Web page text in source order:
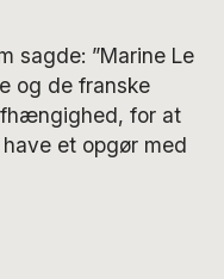
sagde: ”Marine Le
og de franske
for at
et opgør med